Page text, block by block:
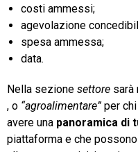
costi ammessi;
agevolazione
spesa ammessa;
data.
Nella sezione settore sarà
, o “agroalimentare”per
avere una panoramica di
piattaforma e che